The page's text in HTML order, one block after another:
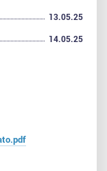
13.05.25
14.05.25